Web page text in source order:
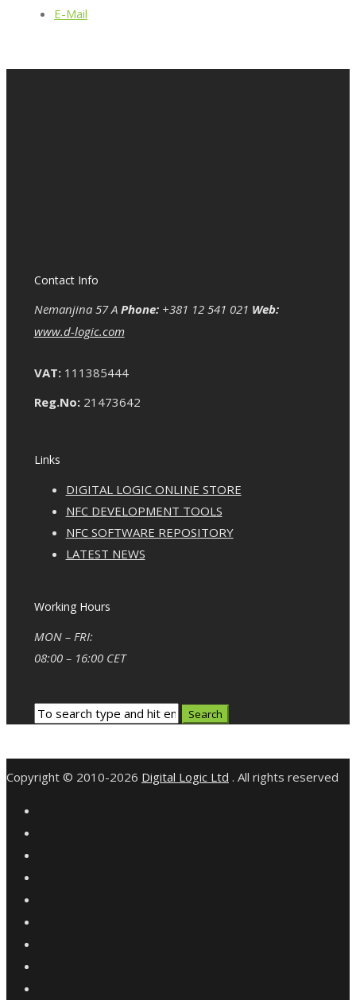
E-Mail
Contact Info
Nemanjina 57 A Phone:+381 12 541 021 Web:
www.d-logic.com
VAT:111385444
Reg.No:21473642
Links
DIGITAL LOGIC ONLINE STORE
NFC DEVELOPMENT TOOLS
NFC SOFTWARE REPOSITORY
LATEST NEWS
Working Hours
MON – FRI:
08:00 – 16:00 CET
Copyright © 2010-2026 Digital Logic Ltd . All rights reserved